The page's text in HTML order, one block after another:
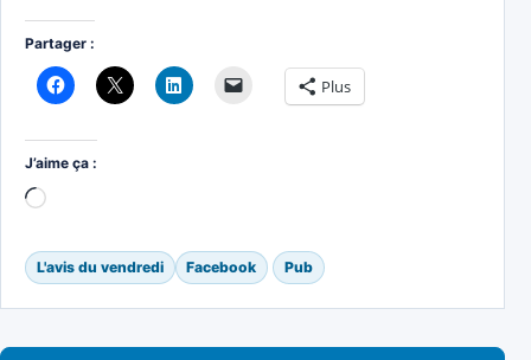
Partager :
Plus
J’aime ça :
Chargement…
L'avis du vendredi Facebook Pub